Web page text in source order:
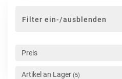
Filter ein-/ausblenden
Preis
Artikel an Lager (5)